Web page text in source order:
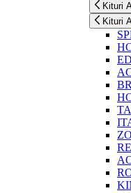
Kituri
Kituri